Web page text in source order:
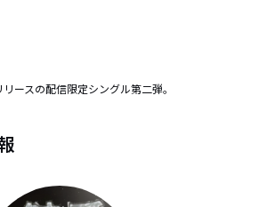
ースの配信限定シングル第二弾。